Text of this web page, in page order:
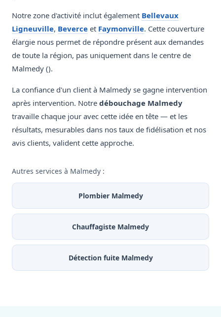
Notre zone d'activité inclut également Bellevaux
Ligneuville, Beverce et Faymonville. Cette couverture
élargie nous permet de répondre présent aux demandes
de toute la région, pas uniquement dans le centre de
Malmedy ().
La confiance d'un client à Malmedy se gagne intervention
après intervention. Notre débouchage Malmedy
travaille chaque jour avec cette idée en tête — et les
résultats, mesurables dans nos taux de fidélisation et nos
avis clients, valident cette approche.
Autres services à Malmedy :
Plombier Malmedy
Chauffagiste Malmedy
Détection fuite Malmedy